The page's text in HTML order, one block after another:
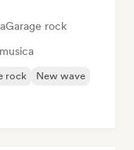
Garage rock
rock
New wave